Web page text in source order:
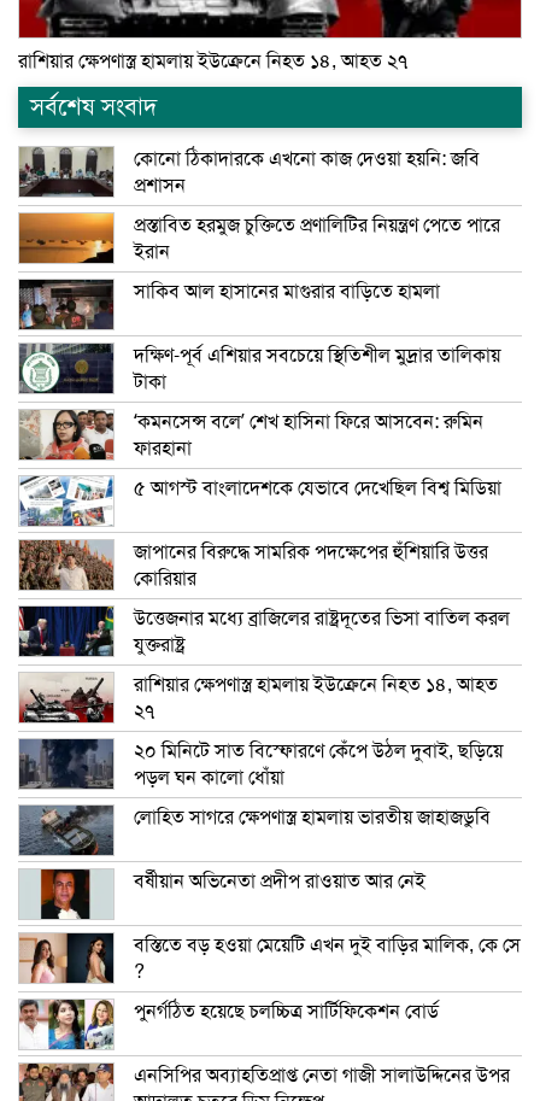
রাশিয়ার ক্ষেপণাস্ত্র হামলায় ইউক্রেনে নিহত ১৪, আহত ২৭
সর্বশেষ সংবাদ
কোনো ঠিকাদারকে এখনো কাজ দেওয়া হয়নি: জবি
প্রশাসন
প্রস্তাবিত হরমুজ চুক্তিতে প্রণালিটির নিয়ন্ত্রণ পেতে পারে
ইরান
সাকিব আল হাসানের মাগুরার বাড়িতে হামলা
দক্ষিণ-পূর্ব এশিয়ার সবচেয়ে স্থিতিশীল মুদ্রার তালিকায়
টাকা
‘কমনসেন্স বলে’ শেখ হাসিনা ফিরে আসবেন: রুমিন
ফারহানা
৫ আগস্ট বাংলাদেশকে যেভাবে দেখেছিল বিশ্ব মিডিয়া
জাপানের বিরুদ্ধে সামরিক পদক্ষেপের হুঁশিয়ারি উত্তর
কোরিয়ার
উত্তেজনার মধ্যে ব্রাজিলের রাষ্ট্রদূতের ভিসা বাতিল করল
যুক্তরাষ্ট্র
রাশিয়ার ক্ষেপণাস্ত্র হামলায় ইউক্রেনে নিহত ১৪, আহত
২৭
২০ মিনিটে সাত বিস্ফোরণে কেঁপে উঠল দুবাই, ছড়িয়ে
পড়ল ঘন কালো ধোঁয়া
লোহিত সাগরে ক্ষেপণাস্ত্র হামলায় ভারতীয় জাহাজডুবি
বর্ষীয়ান অভিনেতা প্রদীপ রাওয়াত আর নেই
বস্তিতে বড় হওয়া মেয়েটি এখন দুই বাড়ির মালিক, কে সে
?
পুনর্গঠিত হয়েছে চলচ্চিত্র সার্টিফিকেশন বোর্ড
এনসিপির অব্যাহতিপ্রাপ্ত নেতা গাজী সালাউদ্দিনের উপর